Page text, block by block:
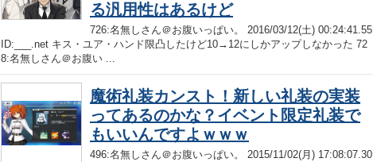
る汎用性はあるけど
726:名無しさん＠お腹いっぱい。 2016/03/12(土) 00:24:41.55
ID:___.net キス・ユア・ハンド限凸したけど10→12にしかアップしなかった 72
8:名無しさん＠お腹い ...
魔術礼装カンスト！新しい礼装の実装
ってあるのかな？イベント限定礼装で
もいいんですよｗｗｗ
496:名無しさん＠お腹いっぱい。 2015/11/02(月) 17:08:07.30